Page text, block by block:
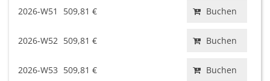
2026-W51 509,81 € Buchen
2026-W52 509,81 € Buchen
2026-W53 509,81 € Buchen